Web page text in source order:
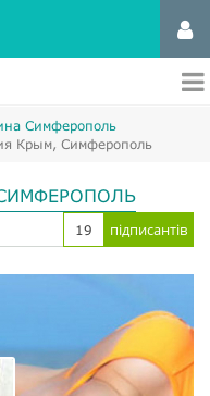
Симферополь
Крым, Симферополь
19 підписантів